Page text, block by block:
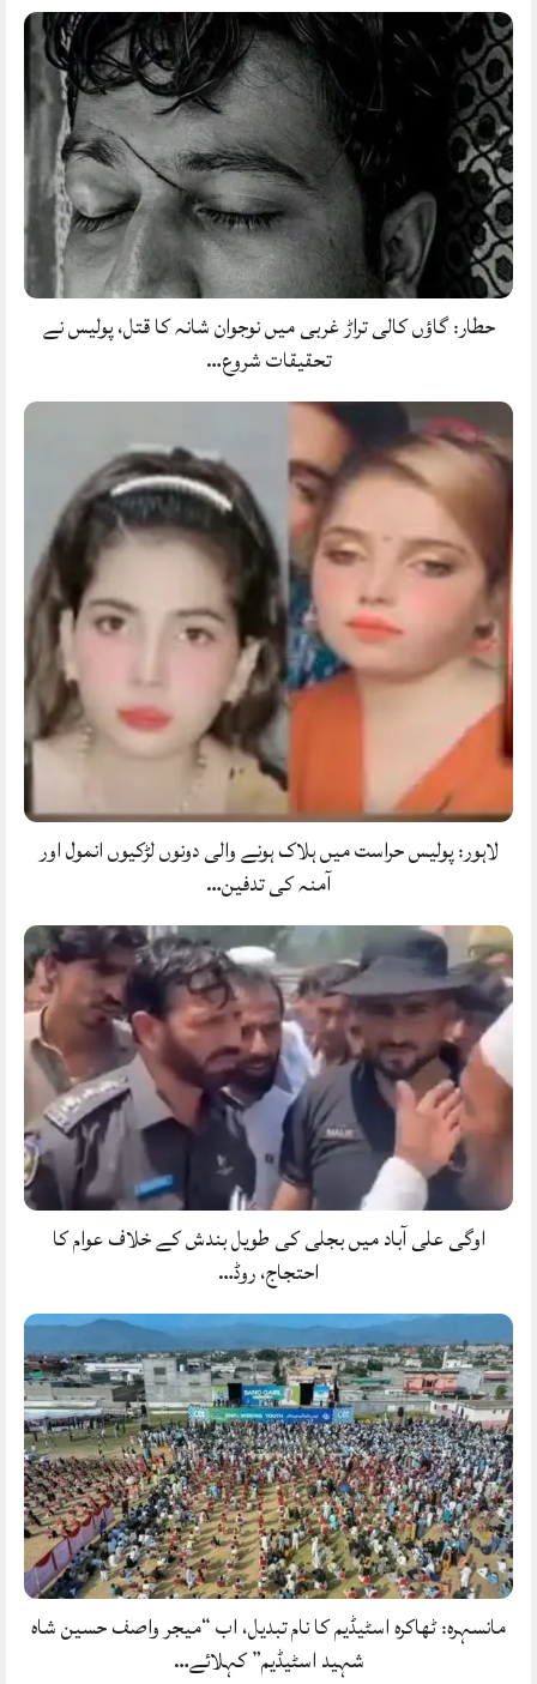
حطار: گاؤں کالی تراڑ غربی میں نوجوان شانہ کا قتل، پولیس نے
تحقیقات شروع…
لاہور: پولیس حراست میں ہلاک ہونے والی دونوں لڑکیوں انمول اور
آمنہ کی تدفین…
اوگی علی آباد میں بجلی کی طویل بندش کے خلاف عوام کا
احتجاج، روڈ…
مانسہرہ: ٹھاکرہ اسٹیڈیم کا نام تبدیل، اب “میجر واصف حسین شاہ
شہید اسٹیڈیم” کہلائے…